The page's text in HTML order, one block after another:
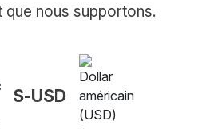
nous supportons.
S-USD